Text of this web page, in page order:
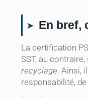
En bref,
La certification
SST, au
recyclage. Ainsi,
responsabilité,